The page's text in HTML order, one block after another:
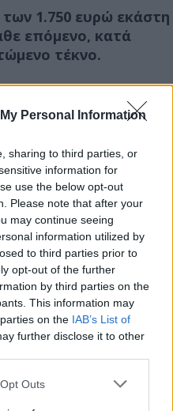
Personal Information
sharing to third parties, or
information for
use the below opt-out
Please note that after your
may continue seeing
information utilized by
to third parties prior to
opt-out of the further
by third parties on the
This information may
on the IAB’s List of
further disclose it to other
uses one or more Google
Outs
1.750 ευρώ εκάστη
επόμενο, κατά
τέκνο.
παρόντος νόμου,
που κατέστησαν
γέννησης από 1η.1.2023
των οποίων τα
και μετά και η
μετά την αύξηση
στους